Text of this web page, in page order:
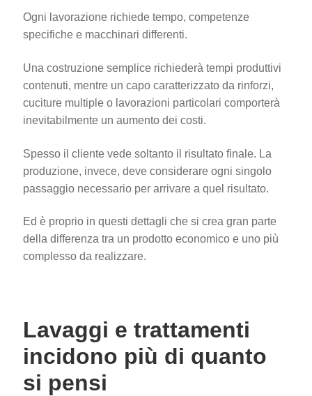
Ogni lavorazione richiede tempo, competenze
specifiche e macchinari differenti.
Una costruzione semplice richiederà tempi produttivi
contenuti, mentre un capo caratterizzato da rinforzi,
cuciture multiple o lavorazioni particolari comporterà
inevitabilmente un aumento dei costi.
Spesso il cliente vede soltanto il risultato finale. La
produzione, invece, deve considerare ogni singolo
passaggio necessario per arrivare a quel risultato.
Ed è proprio in questi dettagli che si crea gran parte
della differenza tra un prodotto economico e uno più
complesso da realizzare.
Lavaggi e trattamenti
incidono più di quanto
si pensi